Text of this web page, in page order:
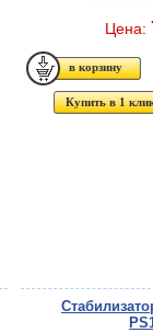
Цена:
Купить в 1